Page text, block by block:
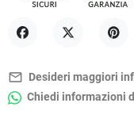
mail_outline Desideri maggiori
Chiedi informazioni